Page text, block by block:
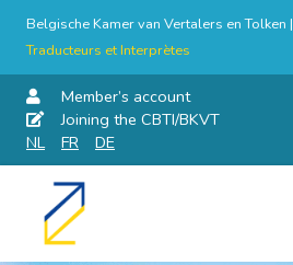
Belgische Kamer van Vertalers en Tolken |
Traducteurs et Interprètes
Member’s account
Joining the CBTI/BKVT
NL
FR DE
Skip